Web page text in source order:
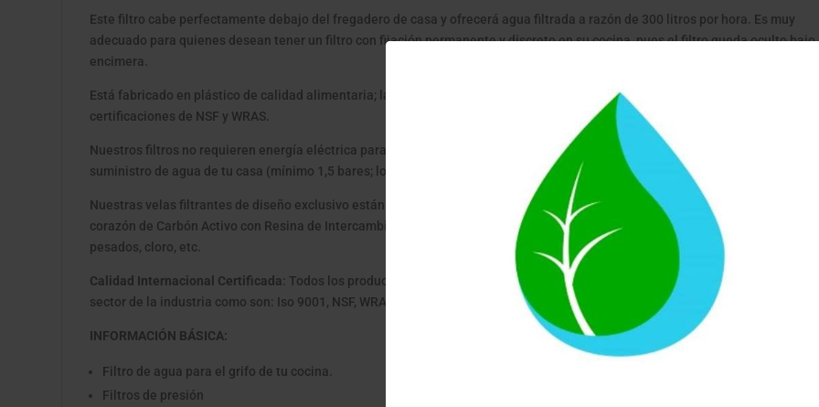
Este filtro cabe perfectamente debajo del fregadero de casa y ofrecerá agua filtrada a razón de 300 litros por hora. Es muy
adecuado para quienes desean tener un filtro con fijación permanente y discreto en su cocina, pues el filtro queda oculto bajo
encimera.
Está fabricado en plástico de calidad alimentaria; la mayor calidad según las exigencias de la Union Europea y con las
certificaciones de NSF y WRAS.
Nuestros filtros no requieren energía eléctrica para su funcionamiento, trabajan gracias a los bares de presion que tienes en
suministro de agua de tu casa (mínimo 1,5 bares; lo estándar es entre 2,5 y 5 bares)
Nuestras velas filtrantes de diseño exclusivo están fabricadas con cerámica de 0,5 micras, baño de plata ionizada y un sólido
corazón de Carbón Activo con Resina de Intercambio Iónico, con lo que conseguimos retener impurezas, bacterias, metales
pesados, cloro, etc.
Calidad Internacional Certificada: Todos los productos Doctor Agua son fabricados bajo las más prestigiosas certificaciones
sector de la industria como son: Iso 9001, NSF, WRAS, Water Quality Certification. Más información
aquí
INFORMACIÓN BÁSICA:
Filtro de agua para el grifo de tu cocina.
Filtros de presión